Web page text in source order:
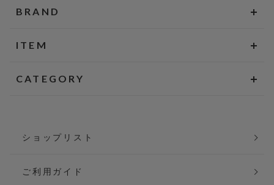
BRAND
ITEM
CATEGORY
ショップリスト
ご利用ガイド